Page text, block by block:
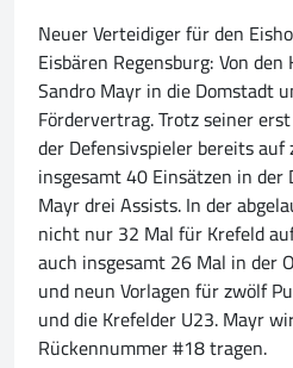
Neuer Verteidiger für den
Eisbären Regensburg: Von
Sandro Mayr in die Domstadt
Fördervertrag. Trotz seiner
der Defensivspieler bereits
insgesamt 40 Einsätzen in der
Mayr drei Assists. In der
nicht nur 32 Mal für Krefeld
auch insgesamt 26 Mal in der
und neun Vorlagen für zwölf
und die Krefelder U23. Mayr
Rückennummer #18 tragen.